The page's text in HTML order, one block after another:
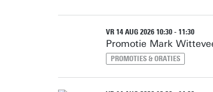
VR 14 AUG 2026 10:30 - 11:30
Promotie Mark
PROMOTIES & ORATIES